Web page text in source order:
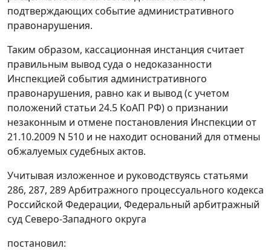
подтверждающих событие административного
правонарушения.
Таким образом, кассационная инстанция считает
правильным вывод суда о недоказанности
Инспекцией события административного
правонарушения, равно как и вывод (с учетом
положений статьи 24.5 КоАП РФ) о признании
незаконным и отмене постановления Инспекции от
21.10.2009 N 510 и не находит оснований для отмены
обжалуемых судебных актов.
Учитывая изложенное и руководствуясь статьями
286, 287, 289Арбитражного процессуального кодекса
Российской Федерации, Федеральный арбитражный
суд Северо-Западного округа
постановил: